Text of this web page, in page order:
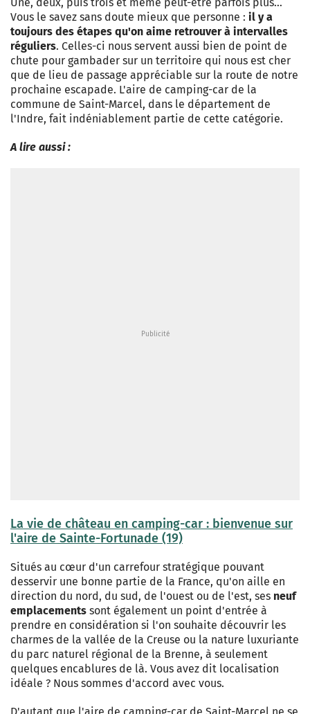
Vous le savez sans doute mieux que personne : il y a
toujours des étapes qu'on aime retrouver à intervalles
réguliers. Celles-ci nous servent aussi bien de point de
chute pour gambader sur un territoire qui nous est cher
que de lieu de passage appréciable sur la route de notre
prochaine escapade. L'aire de camping-car de la
commune de Saint-Marcel, dans le département de
l'Indre, fait indéniablement partie de cette catégorie.
A lire aussi :
La vie de château en camping-car : bienvenue sur
l'aire de Sainte-Fortunade (19)
Situés au cœur d'un carrefour stratégique pouvant
desservir une bonne partie de la France, qu'on aille en
direction du nord, du sud, de l'ouest ou de l'est, ses neuf
emplacements sont également un point d'entrée à
prendre en considération si l'on souhaite découvrir les
charmes de la vallée de la Creuse ou la nature luxuriante
du parc naturel régional de la Brenne, à seulement
quelques encablures de là. Vous avez dit localisation
idéale ? Nous sommes d'accord avec vous.